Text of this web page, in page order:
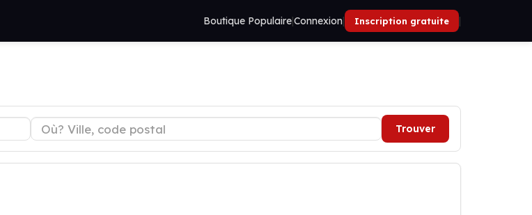
Boutique Populaire|Connexion| Inscription gratuite |
Trouver